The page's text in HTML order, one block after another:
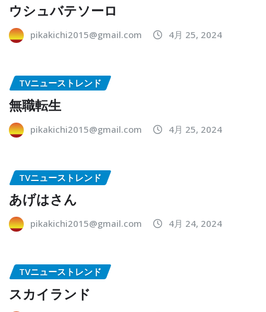
ウシュバテソーロ
pikakichi2015@gmail.com 4月 25, 2024
TVニューストレンド
無職転生
pikakichi2015@gmail.com 4月 25, 2024
TVニューストレンド
あげはさん
pikakichi2015@gmail.com 4月 24, 2024
TVニューストレンド
スカイランド